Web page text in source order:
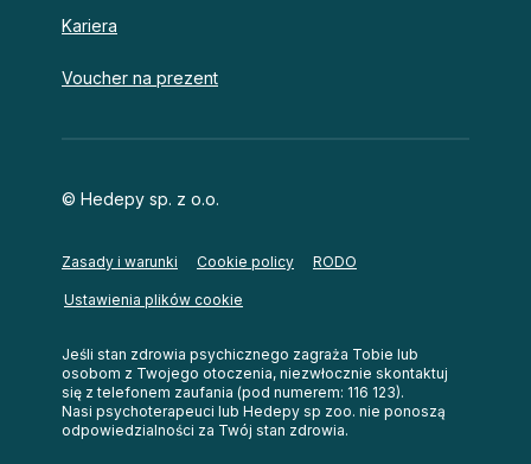
Kariera
Voucher na prezent
© Hedepy sp. z o.o.
Zasady i warunki Cookie policy RODO
Ustawienia plików cookie
Jeśli stan zdrowia psychicznego zagraża Tobie lub
osobom z Twojego otoczenia, niezwłocznie skontaktuj
się z telefonem zaufania (pod numerem: 116 123).
Nasi psychoterapeuci lub Hedepy sp zoo. nie ponoszą
odpowiedzialności za Twój stan zdrowia.